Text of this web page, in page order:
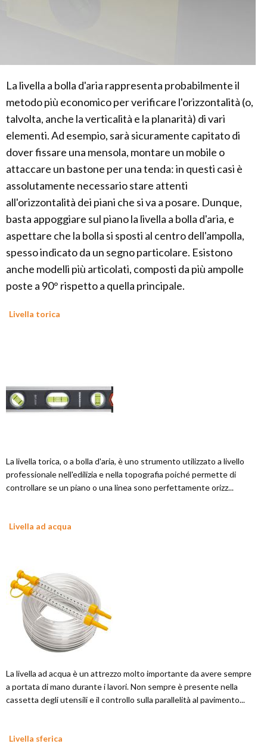
La livella a bolla d'aria rappresenta probabilmente il
metodo più economico per verificare l'orizzontalità (o,
talvolta, anche la verticalità e la planarità) di vari
elementi. Ad esempio, sarà sicuramente capitato di
dover fissare una mensola, montare un mobile o
attaccare un bastone per una tenda: in questi casi è
assolutamente necessario stare attenti
all'orizzontalità dei piani che si va a posare. Dunque,
basta appoggiare sul piano la livella a bolla d'aria, e
aspettare che la bolla si sposti al centro dell'ampolla,
spesso indicato da un segno particolare. Esistono
anche modelli più articolati, composti da più ampolle
poste a 90° rispetto a quella principale.
Livella torica
La livella torica, o a bolla d'aria, è uno strumento utilizzato a livello
professionale nell'edilizia e nella topografia poiché permette di
controllare se un piano o una linea sono perfettamente orizz...
Livella ad acqua
La livella ad acqua è un attrezzo molto importante da avere sempre
a portata di mano durante i lavori. Non sempre è presente nella
cassetta degli utensili e il controllo sulla parallelità al pavimento...
Livella sferica